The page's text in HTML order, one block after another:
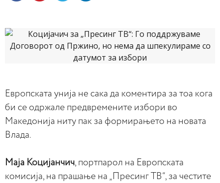
Европската унија не сака да коментира за тоа кога
би се одржале предвремените избори во
Македонија ниту пак за формирањето на новата
Влада.
Маја Коцијанчич, портпарол на Европската
комисија, на прашање на „Пресинг ТВ“, за честите